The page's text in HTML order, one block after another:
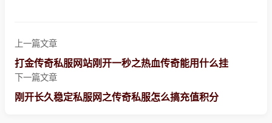
上一篇文章
打金传奇私服网站刚开一秒之热血传奇能用什么挂
下一篇文章
刚开长久稳定私服网之传奇私服怎么搞充值积分